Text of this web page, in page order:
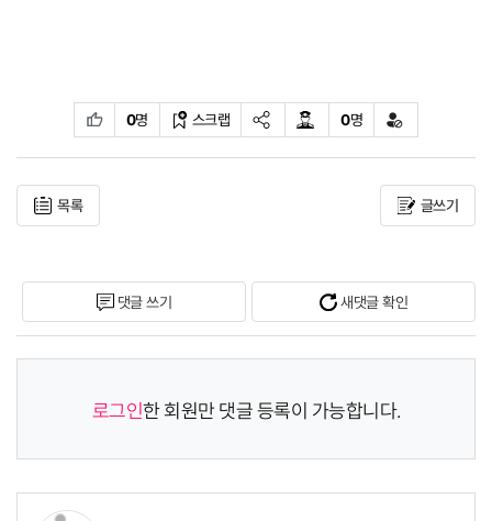
0명 스크랩 0명
목록 글쓰기
댓글 쓰기 새댓글 확인
로그인한 회원만 댓글 등록이 가능합니다.